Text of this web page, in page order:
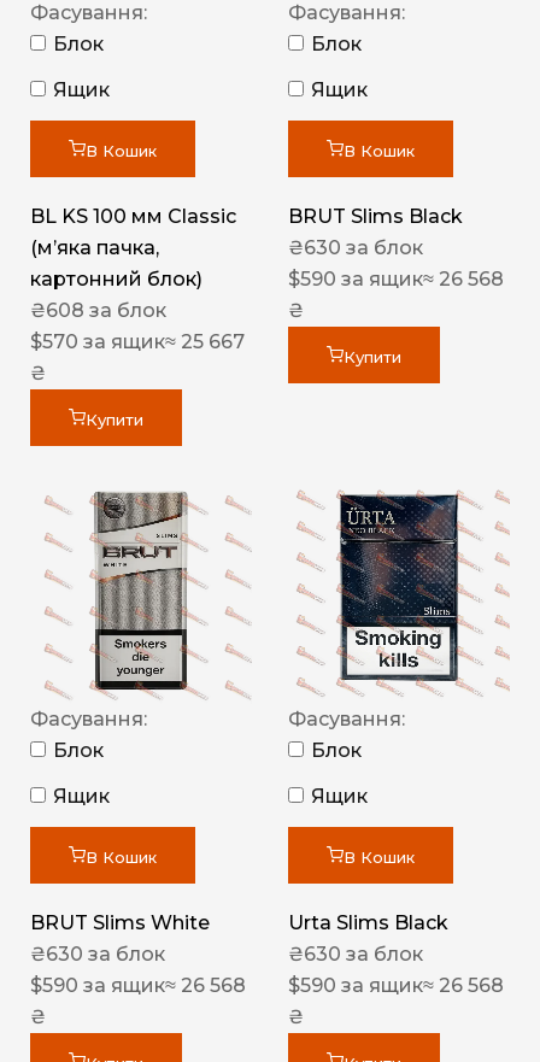
Фасування:
Блок
Ящик
В Кошик
BL KS 100 мм Classic
(м’яка пачка,
картонний блок)
₴608 за блок
$570 за ящик≈ 25 667
₴
Купити
Фасування:
Блок
Ящик
В Кошик
BRUT Slims Black
₴630 за блок
$590 за ящик≈ 26 568
₴
Купити
Фасування:
Блок
Ящик
В Кошик
BRUT Slims White
₴630 за блок
$590 за ящик≈ 26 568
₴
Фасування:
Блок
Ящик
В Кошик
Urta Slims Black
₴630 за блок
$590 за ящик≈ 26 568
₴